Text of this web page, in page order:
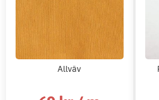
Allväv